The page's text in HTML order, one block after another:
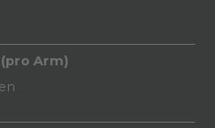
Arm)